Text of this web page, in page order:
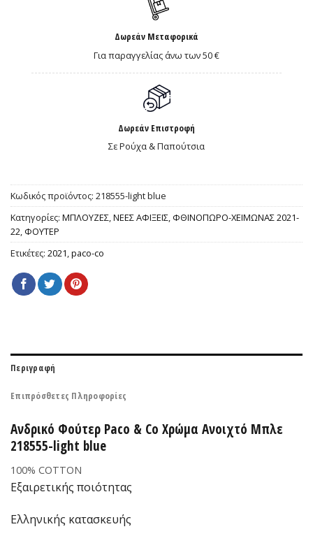
Δωρεάν Μεταφορικά
Για παραγγελίας άνω των 50 €
Δωρεάν Επιστροφή
Σε Ρούχα & Παπούτσια
Κωδικός προϊόντος: 218555-light blue
Κατηγορίες: ΜΠΛΟΥΖΕΣ,ΝΕΕΣ ΑΦΙΞΕΙΣ, ΦΘΙΝΟΠΩΡΟ-ΧΕΙΜΩΝΑΣ 2021-
22, ΦΟΥΤΕΡ
Ετικέτες: 2021,paco-co
Περιγραφή
Επιπρόσθετες Πληροφορίες
Ανδρικό Φούτερ Paco & Co Χρώμα Ανοιχτό Μπλε
218555-light blue
100% COTTON
Εξαιρετικής ποιότητας
Ελληνικής κατασκευής